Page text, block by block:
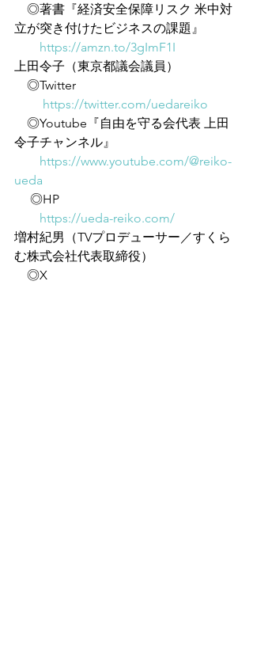
◎著書『経済安全保障リスク 米中対
立が突き付けたビジネスの課題』
https://amzn.to/3gImF1I
上田令子（東京都議会議員）
◎Twitter
https://twitter.com/uedareiko
◎Youtube『自由を守る会代表 上田
令子チャンネル』
https://www.youtube.com/@reiko-
ueda
◎HP
https://ueda-reiko.com/
増村紀男（TVプロデューサー／すくら
む株式会社代表取締役）
◎X